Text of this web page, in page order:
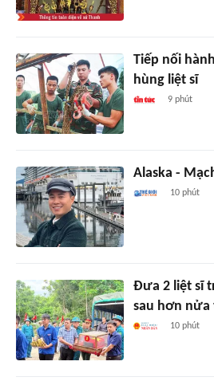
Tiếp nối
hùng liệt sĩ
9 phút
Alaska -
10 phút
Đưa 2 liệt sĩ
sau hơn nửa
10 phút